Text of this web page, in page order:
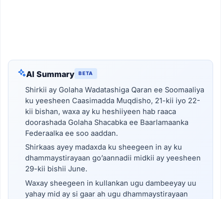
AI Summary BETA
Shirkii ay Golaha Wadatashiga Qaran ee Soomaaliya
ku yeesheen Caasimadda Muqdisho, 21-kii iyo 22-
kii bishan, waxa ay ku heshiiyeen hab raaca
doorashada Golaha Shacabka ee Baarlamaanka
Federaalka ee soo aaddan.
Shirkaas ayey madaxda ku sheegeen in ay ku
dhammaystirayaan go’aannadii midkii ay yeesheen
29-kii bishii June.
Waxay sheegeen in kullankan ugu dambeeyay uu
yahay mid ay si gaar ah ugu dhammaystirayaan